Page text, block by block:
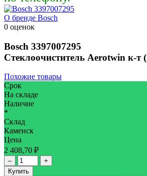
О бренде Bosch
0 оценок
Bosch 3397007295
Стеклоочиститель Aerotwin к-т
Похожие товары
Срок
На складе
Наличие
*
Склад
Каменск
Цена
2 408,70 ₽
–
+
Купить